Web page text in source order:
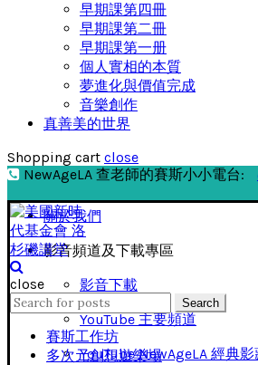
早期課第四冊
早期課第二冊
早期課第一册
個人實相的本質
夢進化與價值完成
音樂創作
真善美的世界
Shopping cart close
NewAgeLA 查老師的賽斯小小電台:
關於我們
影音頻道及下載專區
影音下載
YouTube 主要頻道
YouTube NewAgeLA 經典影
close
Search
for:
Search
賽斯工作坊
多次元創想遊樂場